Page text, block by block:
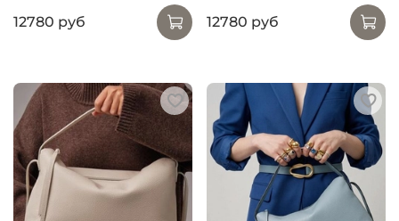
12780 руб
12780 руб